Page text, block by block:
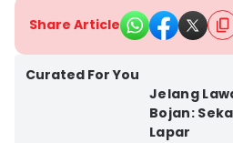
Share Article
Curated For You
Jelang
Bojan:
Lapar